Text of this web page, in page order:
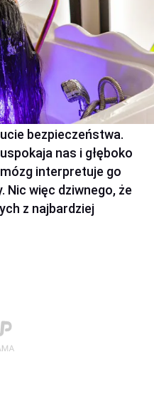
bezpieczeństwa.
nas i głęboko
interpretuje go
Nic więc dziwnego, że
z najbardziej